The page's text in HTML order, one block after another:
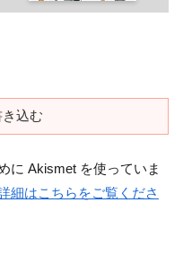
込む
に Akismet を使っていま
細はこちらをご覧くださ